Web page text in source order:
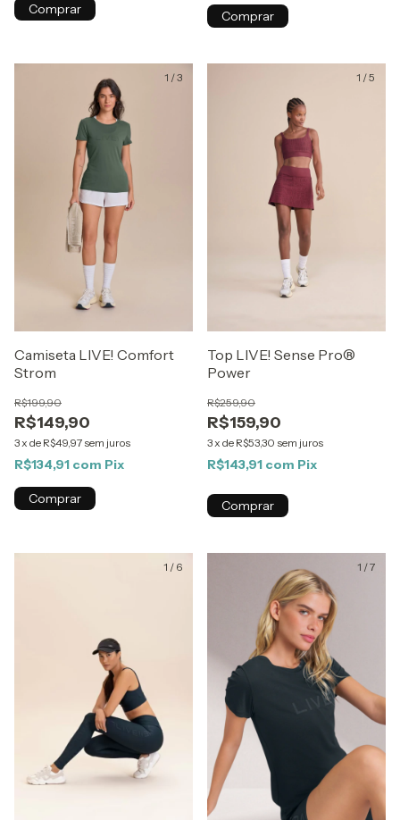
Comprar Comprar
1 /3
Camiseta LIVE! Comfort
Strom
R$149,90
R$199,90
3x de R$49,97 sem juros
R$134,91 com Pix
Comprar
1 /5
Top LIVE! Sense Pro®
Power
R$159,90
R$259,90
3x de R$53,30 sem juros
R$143,91 com Pix
Comprar
1 / 6 1 /7